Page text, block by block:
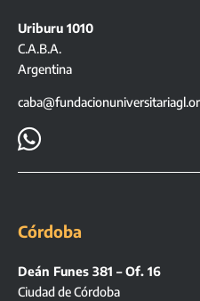
Uriburu 1010
C.A.B.A.
Argentina

Córdoba
Deán Funes 381 – Of. 16
Ciudad de Córdoba